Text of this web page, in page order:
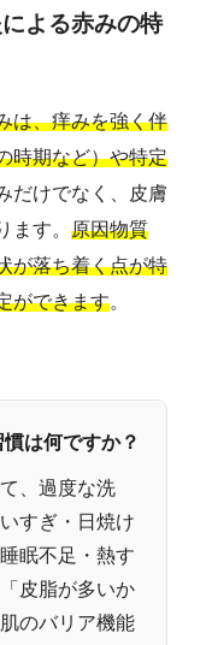
よる赤みの特
は、痒みを強く伴
時期など）や特定
だけでなく、皮膚
ます。 原因物質
が落ち着く点が特
ができます。
は何ですか？
、過度な洗
すぎ・日焼け
眠不足・熱す
皮脂が多いか
のバリア機能